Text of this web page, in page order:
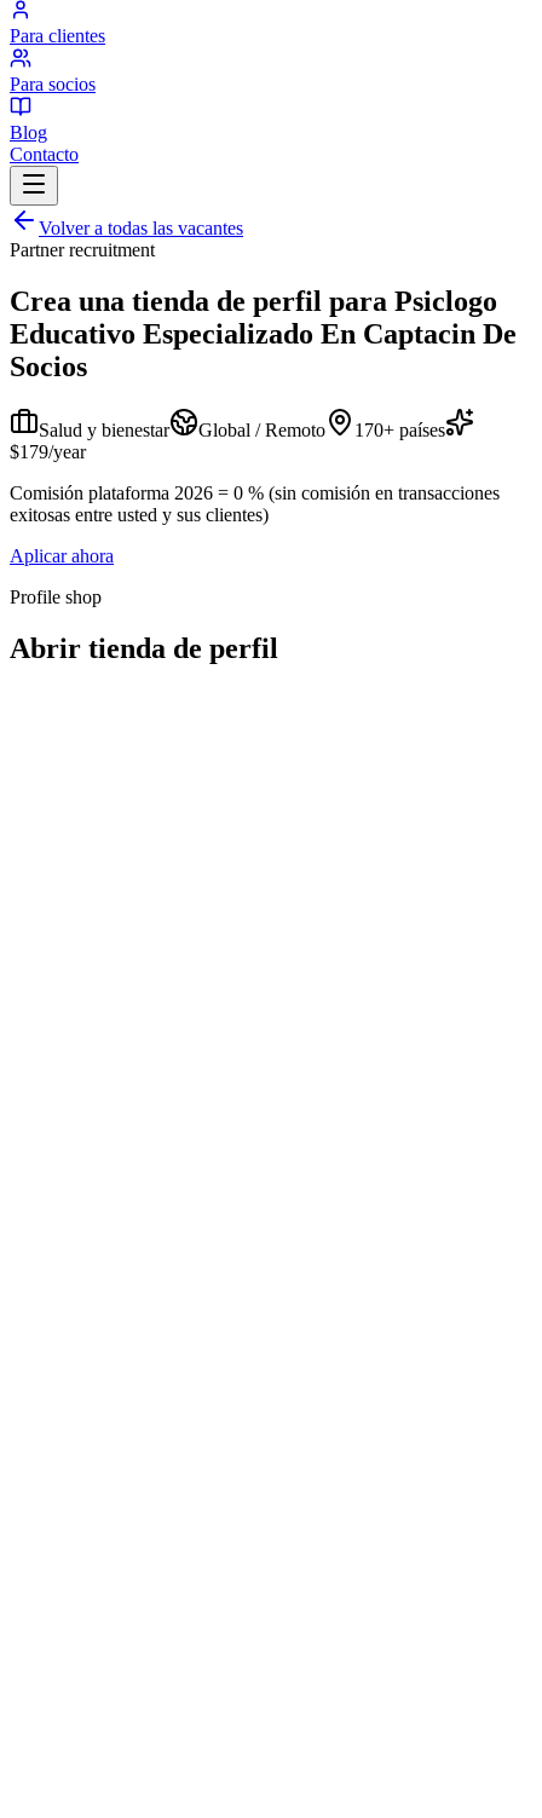
Para clientes
Para socios
Blog
Contacto
Volver a todas las vacantes
Partner recruitment
Crea una tienda de perfil para Psiclogo
Educativo Especializado En Captacin De
Socios
Salud y bienestar Global / Remoto
170+ países
$179/year
Comisión plataforma 2026 = 0 % (sin comisión en transacciones
exitosas entre usted y sus clientes)
Aplicar ahora
Profile shop
Abrir tienda de perfil